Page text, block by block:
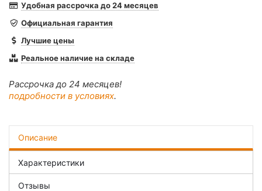
Удобная рассрочка до 24 месяцев
Официальная гарантия
Лучшие цены
Реальное наличие на складе
Рассрочка до 24 месяцев!
подробности в условиях.
Описание
Характеристики
Отзывы